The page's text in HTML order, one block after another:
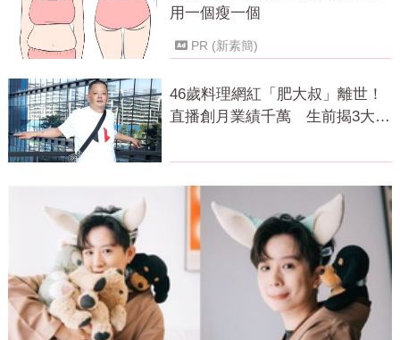
用一個瘦一個
PR (新素簡)
46歲料理網紅「肥大叔」離世！
直播創月業績千萬 生前揭3大成